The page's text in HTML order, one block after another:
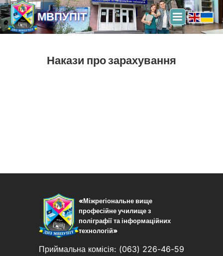
МВПУПІТ
Накази про зарахування
«Міжрегіональне вище
професійне училище з
поліграфії та інформаційних
технологій»
Приймальна комісія: (063) 226-46-59